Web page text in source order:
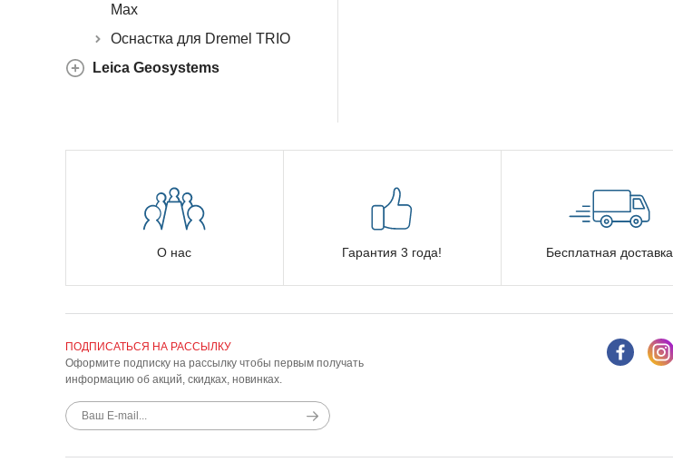
Max
Оснастка для Dremel TRIO
Leica Geosystems
О нас Гарантия 3 года! Бесплатная доставка
ПОДПИСАТЬСЯ НА РАССЫЛКУ
Оформите подписку на рассылку чтобы первым получать
информацию об акций, скидках, новинках.